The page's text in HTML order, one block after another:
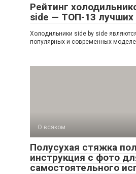
Рейтинг
side — ТОП-13
Холодильники side by side
популярных и современных
О всяком
Полусухая стяжка
инструкция с фото
самостоятельного